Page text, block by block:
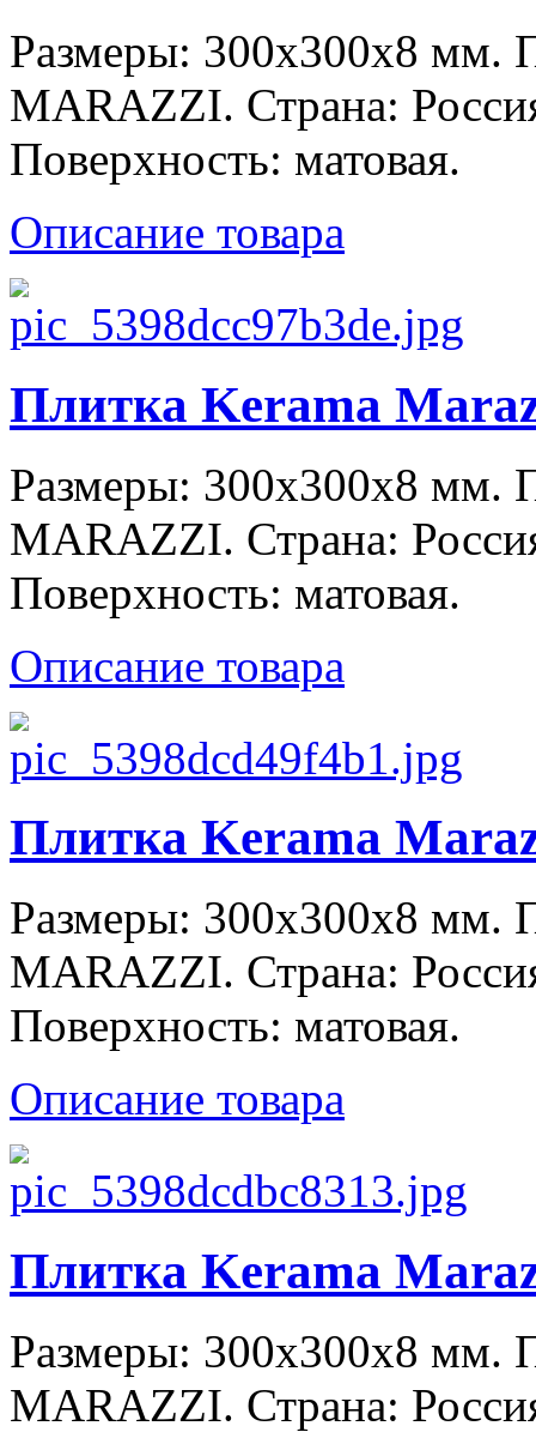
Размеры: 300x300x8 мм.
MARAZZI. Страна:
Поверхность: матовая.
Описание товара
Плитка Kerama
Размеры: 300x300x8 мм.
MARAZZI. Страна:
Поверхность: матовая.
Описание товара
Плитка Kerama
Размеры: 300x300x8 мм.
MARAZZI. Страна:
Поверхность: матовая.
Описание товара
Плитка Kerama
Размеры: 300x300x8 мм.
MARAZZI. Страна: